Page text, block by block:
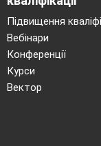
Підвищення
Вебінари
Конференції
Курси
Вектор